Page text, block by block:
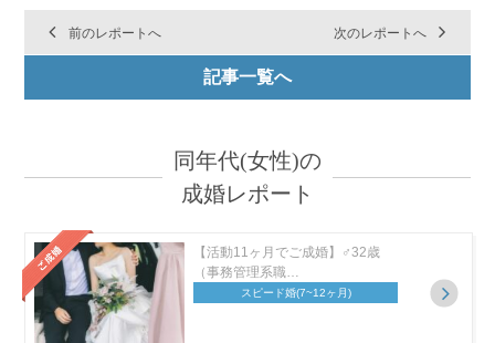
前のレポートへ 次のレポートへ
記事一覧へ
同年代(女性)の
成婚レポート
【活動11ヶ月でご成婚】♂32歳
（事務管理系職…
スピード婚(7~12ヶ月)